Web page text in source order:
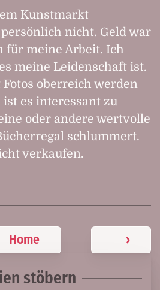
Kunstmarkt
nicht. Geld war
für meine Arbeit. Ich
meine Leidenschaft ist.
oberreich werden
es interessant zu
oder andere wertvolle
schlummert.
verkaufen.
Home ›
stöbern